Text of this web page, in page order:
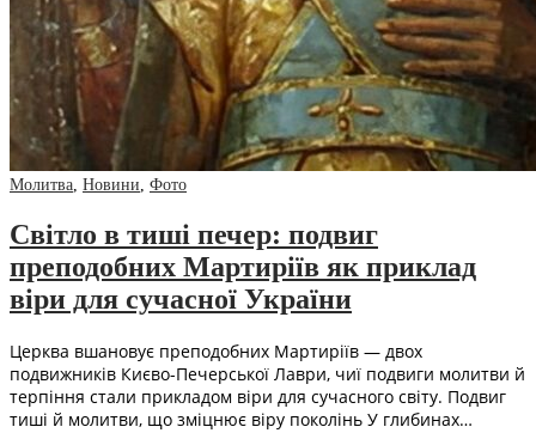
Молитва, Новини, Фото
Світло в тиші печер: подвиг
преподобних Мартиріїв як приклад
віри для сучасної України
Церква вшановує преподобних Мартиріїв — двох
подвижників Києво-Печерської Лаври, чиї подвиги молитви й
терпіння стали прикладом віри для сучасного світу. Подвиг
тиші й молитви, що зміцнює віру поколінь У глибинах…